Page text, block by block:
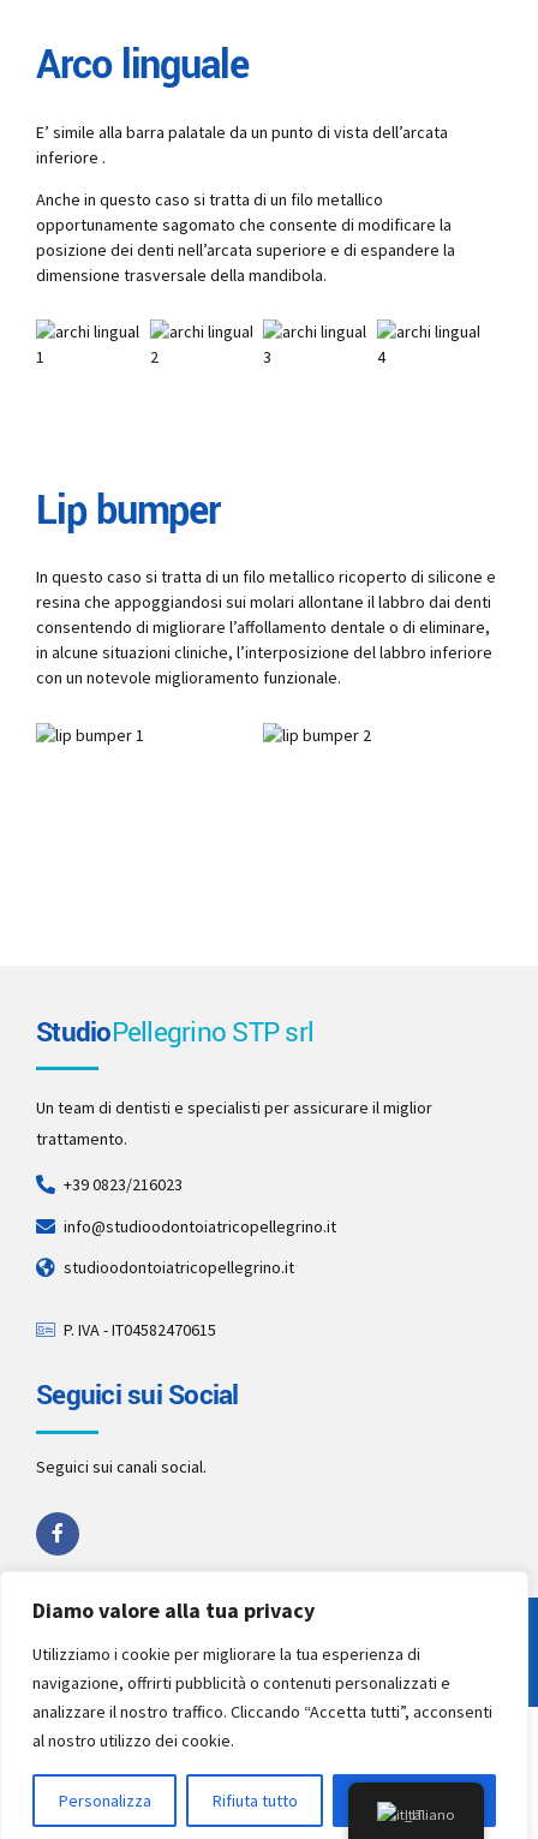
Diamo valore alla tua privacy
Utilizziamo i cookie per migliorare la tua esperienza di
navigazione, offrirti pubblicità o contenuti personalizzati e
analizzare il nostro traffico. Cliccando “Accetta tutti”, acconsenti
al nostro utilizzo dei cookie.
Personalizza Rifiuta tutto Accettare tutto
Arco linguale
E’ simile alla barra palatale da un punto di vista dell’arcata
inferiore .
Anche in questo caso si tratta di un filo metallico
opportunamente sagomato che consente di modificare la
posizione dei denti nell’arcata superiore e di espandere la
dimensione trasversale della mandibola.
Lip bumper
In questo caso si tratta di un filo metallico ricoperto di silicone e
resina che appoggiandosi sui molari allontane il labbro dai denti
consentendo di migliorare l’affollamento dentale o di eliminare,
in alcune situazioni cliniche, l’interposizione del labbro inferiore
con un notevole miglioramento funzionale.
StudioPellegrino STP srl
Un team di dentisti e specialisti per assicurare il miglior
trattamento.
+39 0823/216023
info@studioodontoiatricopellegrino.it
studioodontoiatricopellegrino.it
P. IVA - IT04582470615
Seguici sui Social
Seguici sui canali social.
Italiano